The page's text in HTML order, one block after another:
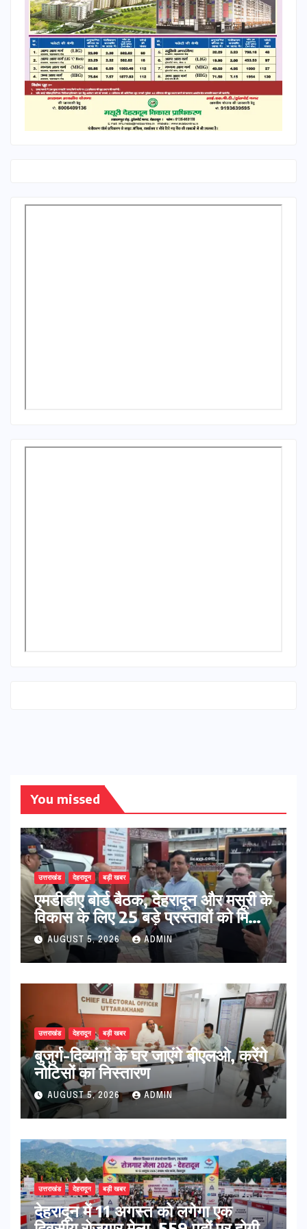
You missed
उत्तराखंड देहरादून बड़ी खबर
एमडीडीए बोर्ड बैठक, देहरादून और मसूरी के
विकास के लिए 25 बड़े प्रस्तावों को मिली
हरी झंडी
AUGUST 5, 2026 ADMIN
उत्तराखंड देहरादून बड़ी खबर
बुजुर्ग-दिव्यांगों के घर जाएंगे बीएलओ, करेंगे
नोटिसों का निस्तारण
AUGUST 5, 2026 ADMIN
उत्तराखंड देहरादून बड़ी खबर
​देहरादून में 11 अगस्त को लगेगा एक